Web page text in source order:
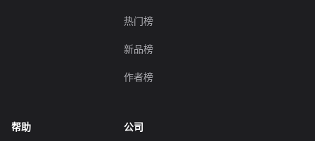
热门榜
新品榜
作者榜
帮助 公司